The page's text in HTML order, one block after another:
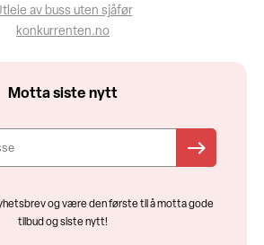
av buss uten sjåfør
konkurrenten.no
Motta siste nytt
og være den første til å motta gode
tilbud og siste nytt!